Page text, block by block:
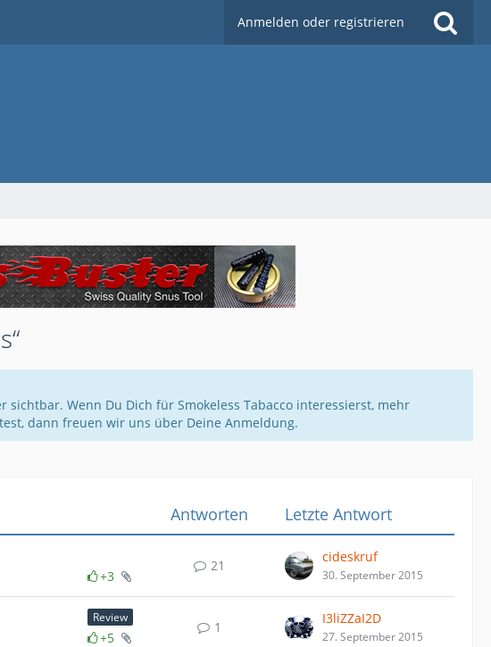
Anmelden oder registrieren
Wenn Du Dich für Smokeless Tabacco interessierst, mehr
dann freuen wir uns über Deine Anmeldung.
Antworten
Letzte Antwort
+3
21
cideskruf
30. September 2015
Review
+5
1
I3liZZaI2D
27. September 2015